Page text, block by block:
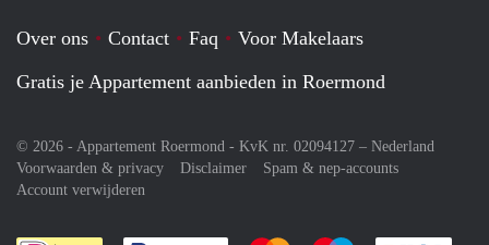
Over ons Contact Faq
Voor Makelaars
Gratis je Appartement aanbieden in Roermond
© 2026 - Appartement Roermond - KvK nr. 02094127 – Nederland
Voorwaarden & privacy
Disclaimer
Spam & nep-accounts
Account verwijderen